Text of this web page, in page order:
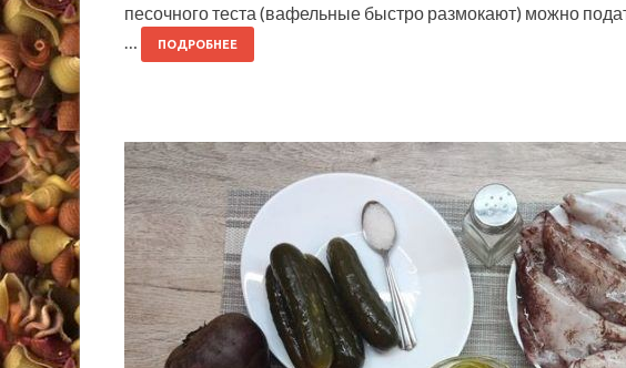
песочного теста (вафельные быстро размокают) можно
…
ПОДРОБНЕЕ